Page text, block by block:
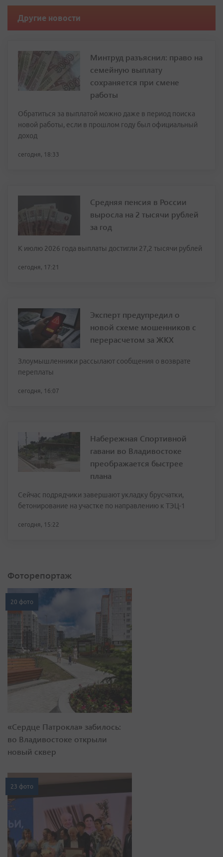
Другие новости
Минтруд разъяснил: право на
семейную выплату
сохраняется при смене
работы
Обратиться за выплатой можно даже в период поиска
новой работы, если в прошлом году был официальный
доход
сегодня, 18:33
Средняя пенсия в России
выросла на 2 тысячи рублей
за год
К июлю 2026 года выплаты достигли 27,2 тысячи рублей
сегодня, 17:21
Эксперт предупредил о
новой схеме мошенников с
перерасчетом за ЖКХ
Злоумышленники рассылают сообщения о возврате
переплаты
сегодня, 16:07
Набережная Спортивной
гавани во Владивостоке
преображается быстрее
плана
Сейчас подрядчики завершают укладку брусчатки,
бетонирование на участке по направлению к ТЭЦ-1
сегодня, 15:22
Фоторепортаж
20 фото
«Сердце Патрокла» забилось:
во Владивостоке открыли
новый сквер
23 фото